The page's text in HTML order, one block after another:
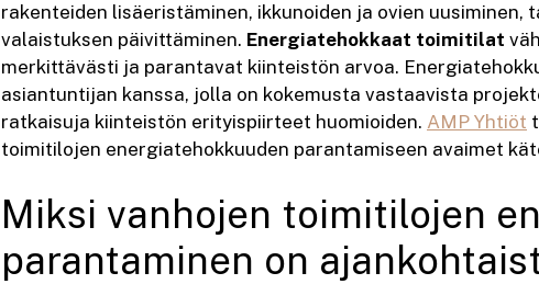
rakenteiden lisäeristäminen, ikkunoiden ja ovien uusiminen,
valaistuksen päivittäminen. Energiatehokkaat toimitilat
merkittävästi ja parantavat kiinteistön arvoa.
asiantuntijan kanssa, jolla on kokemusta vastaavista
ratkaisuja kiinteistön erityispiirteet huomioiden. AMP Yhtiöt
toimitilojen energiatehokkuuden parantamiseen avaimet
Miksi vanhojen toimitilojen
parantaminen on